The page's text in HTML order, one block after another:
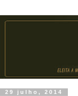
29 julho, 2014